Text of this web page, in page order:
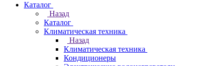
Каталог
Назад
Каталог
Климатическая техника
Назад
Климатическая техника
Кондиционеры